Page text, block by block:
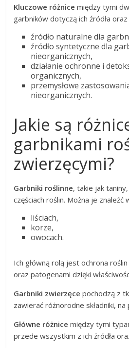
Kluczowe różnice między tymi
garbników dotyczą ich źródła oraz
źródło naturalne dla
źródło syntetyczne dla
nieorganicznych,
działanie ochronne i
organicznych,
przemysłowe
nieorganicznych.
Jakie są
garbnikami
zwierzęcymi?
Garbniki roślinne, takie jak
częściach roślin. Można je znaleźć
liściach,
korze,
owocach.
Ich główną rolą jest ochrona
oraz patogenami dzięki
Garbniki zwierzęce pochodzą z
zawierać różnorodne składniki, na
Główne różnice między tymi
przede wszystkim z ich źródła